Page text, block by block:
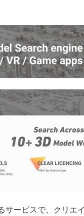
サービスで、クリ